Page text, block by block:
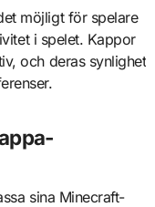
möjligt för spelare
i spelet. Kappor
och deras synlighet
sina Minecraft-